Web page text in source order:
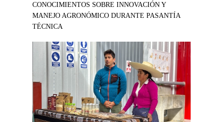
CONOCIMIENTOS SOBRE INNOVACIÓN Y
MANEJO AGRONÓMICO DURANTE PASANTÍA
TÉCNICA